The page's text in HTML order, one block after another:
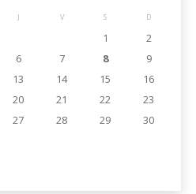
J V S D
1
2
6 7 8
9
13 14 15
16
20 21 22
23
27 28 29
30